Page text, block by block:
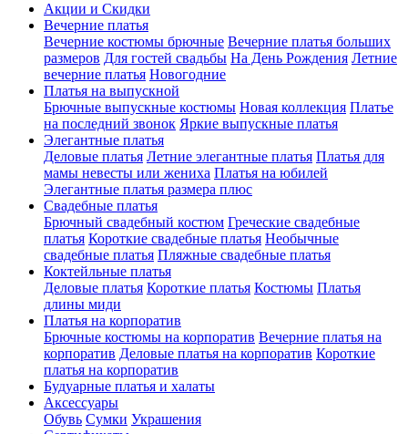
Акции и Скидки
Вечерние платья
Вечерние костюмы брючные Вечерние платья больших
размеров Для гостей свадьбы На День Рождения Летние
вечерние платья Новогодние
Платья на выпускной
Брючные выпускные костюмы Новая коллекция Платье
на последний звонок Яркие выпускные платья
Элегантные платья
Деловые платья Летние элегантные платья Платья для
мамы невесты или жениха Платья на юбилей
Элегантные платья размера плюс
Свадебные платья
Брючный свадебный костюм Греческие свадебные
платья Короткие свадебные платья Необычные
свадебные платья Пляжные свадебные платья
Коктейльные платья
Деловые платья Короткие платья Костюмы Платья
длины миди
Платья на корпоратив
Брючные костюмы на корпоратив Вечерние платья на
корпоратив Деловые платья на корпоратив Короткие
платья на корпоратив
Будуарные платья и халаты
Аксессуары
Обувь Сумки Украшения